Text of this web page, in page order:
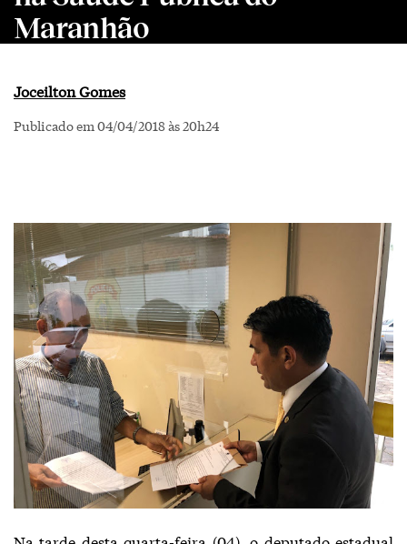
Maranhão
Joceilton Gomes
Publicado em 04/04/2018 às 20h24